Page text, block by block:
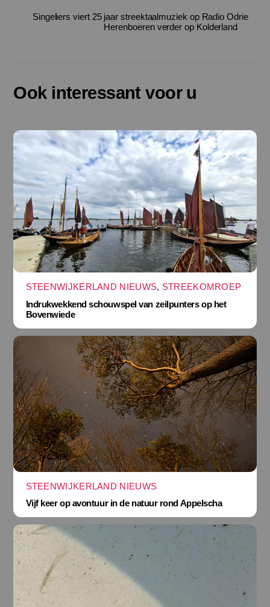
Singeliers viert 25 jaar streektaalmuziek op Radio Odrie
Herenboeren verder op Kolderland
Ook interessant voor u
STEENWIJKERLAND NIEUWS, STREEKOMROEP
Indrukwekkend schouwspel van zeilpunters op het
Bovenwiede
STEENWIJKERLAND NIEUWS
Vijf keer op avontuur in de natuur rond Appelscha